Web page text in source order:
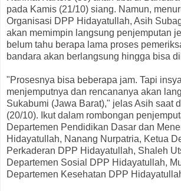
pada Kamis (21/10) siang. Namun,
Organisasi DPP Hidayatullah, Asih
akan memimpin langsung penjemputan
belum tahu berapa lama proses
bandara akan berlangsung hingga bisa
"Prosesnya bisa beberapa jam. Tapi
menjemputnya dan rencananya akan
Sukabumi (Jawa Barat)," jelas Asih saat
(20/10). Ikut dalam rombongan
Departemen Pendidikan Dasar dan
Hidayatullah, Nanang Nurpatria, Ketua
Perkaderan DPP Hidayatullah, Shaleh
Departemen Sosial DPP Hidayatullah,
Departemen Kesehatan DPP